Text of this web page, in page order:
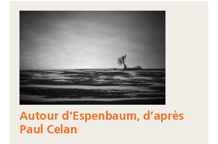
Autour d'Espenbaum, d’après
Paul Celan